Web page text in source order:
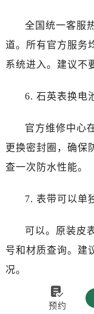
全国统一客服
道。所有官方服务
系统进入。建议不
6. 石英表换电
官方维修中心
更换密封圈，确保
查一次防水性能。
7. 表带可以单
可以。原装皮
号和材质查询。建
况。
8. 腕表进水了

预约